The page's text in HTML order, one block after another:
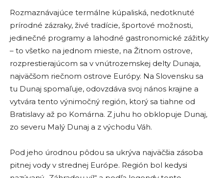
Rozmaznávajúce termálne kúpaliská, nedotknuté
prírodné zázraky, živé tradície, športové možnosti,
jedinečné programy a lahodné gastronomické zážitky
– to všetko na jednom mieste, na Žitnom ostrove,
rozprestierajúcom sa v vnútrozemskej delty Dunaja,
najväčšom riečnom ostrove Európy. Na Slovensku sa
tu Dunaj spomaľuje, odovzdáva svoj nános krajine a
vytvára tento výnimočný región, ktorý sa tiahne od
Bratislavy až po Komárna. Z juhu ho obklopuje Dunaj,
zo severu Malý Dunaj a z východu Váh.
Pod jeho úrodnou pôdou sa ukrýva najväčšia zásoba
pitnej vody v strednej Európe. Región bol kedysi